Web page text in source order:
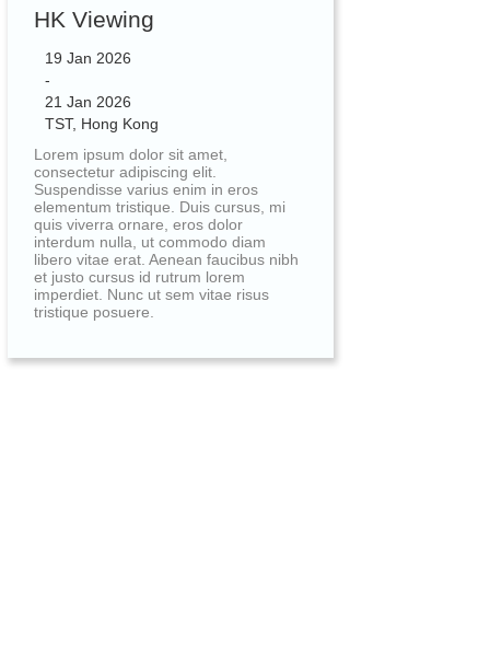
HK Viewing
19 Jan 2026
-
21 Jan 2026
TST, Hong Kong
Lorem ipsum dolor sit amet,
consectetur adipiscing elit.
Suspendisse varius enim in eros
elementum tristique. Duis cursus, mi
quis viverra ornare, eros dolor
interdum nulla, ut commodo diam
libero vitae erat. Aenean faucibus nibh
et justo cursus id rutrum lorem
imperdiet. Nunc ut sem vitae risus
tristique posuere.